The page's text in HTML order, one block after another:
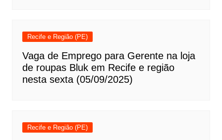
Recife e Região (PE)
Vaga de Emprego para Gerente na loja
de roupas Bluk em Recife e região
nesta sexta (05/09/2025)
Recife e Região (PE)